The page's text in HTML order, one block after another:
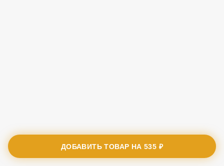
ДОБАВИТЬ ТОВАР НА535 ₽